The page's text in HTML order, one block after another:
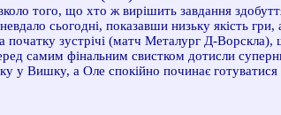
того, що хто ж вирішить завдання
сьогодні, показавши низьку якість
зустрічі (матч Металург Д-
самим фінальним свистком дотисли
у Вишку, а Оле спокійно починає